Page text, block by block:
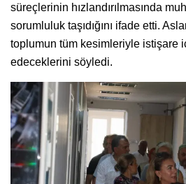
süreçlerinin hızlandırılmasında
sorumluluk taşıdığını ifade etti.
toplumun tüm kesimleriyle istişare
edeceklerini söyledi.